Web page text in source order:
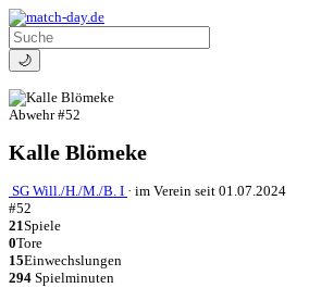
🌙
Abwehr #52
Kalle Blömeke
SG Will./H./M./B. I · im Verein seit 01.07.2024
#52
21Spiele
0Tore
15Einwechslungen
294 Spielminuten